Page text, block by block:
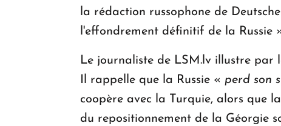
la rédaction russophone de
l'effondrement définitif de la Russie
Le journaliste de LSM.lv illustre par
Il rappelle que la Russie « perd son
coopère avec la Turquie, alors que
du repositionnement de la Géorgie